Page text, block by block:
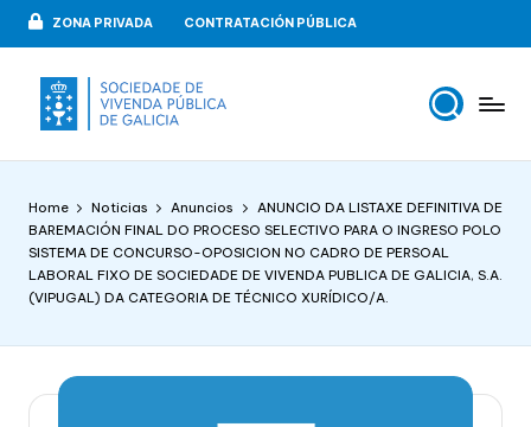
Skip
content
ZONA PRIVADA CONTRATACIÓN PÚBLICA
v
e
n
d
a
Home Noticias Anuncios
ANUNCIO DA LISTAXE DEFINITIVA DE
BAREMACIÓN FINAL DO PROCESO SELECTIVO PARA O INGRESO POLO
SISTEMA DE CONCURSO-OPOSICION NO CADRO DE PERSOAL
LABORAL FIXO DE SOCIEDADE DE VIVENDA PUBLICA DE GALICIA, S.A.
(VIPUGAL) DA CATEGORIA DE TÉCNICO XURÍDICO/A.